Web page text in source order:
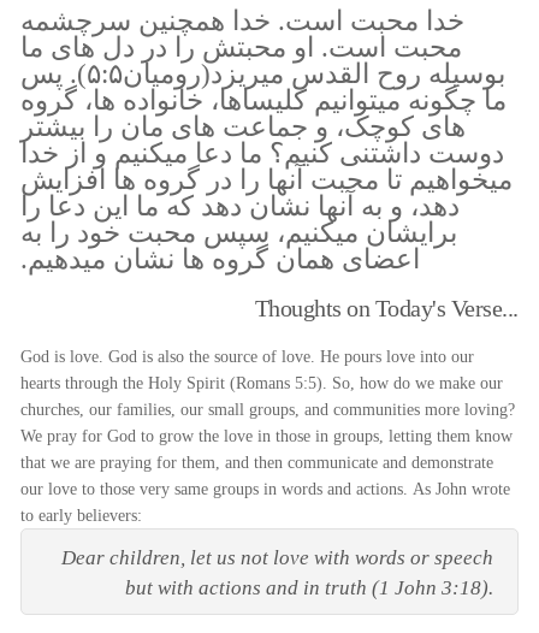
خدا محبت است. خدا همچنین سرچشمه
محبت است. او محبتش را در دل های ما
بوسیله روح القدس میریزد(رومیان۵:۵). پس
ما چگونه میتوانیم کلیساها، خانواده ها، گروه
های کوچک، و جماعت های مان را بیشتر
دوست داشتنی کنیم؟ ما دعا میکنیم و از خدا
میخواهیم تا محبت آنها را در گروه ها افزایش
دهد، و به آنها نشان دهد که ما این دعا را
برایشان میکنیم، سپس محبت خود را به
اعضای همان گروه ها نشان میدهیم.
Thoughts on Today's Verse...
God is love. God is also the source of love. He pours love into our
hearts through the Holy Spirit (Romans 5:5). So, how do we make our
churches, our families, our small groups, and communities more loving?
We pray for God to grow the love in those in groups, letting them know
that we are praying for them, and then communicate and demonstrate
our love to those very same groups in words and actions. As John wrote
to early believers:
Dear children, let us not love with words or speech
but with actions and in truth (1 John 3:18).